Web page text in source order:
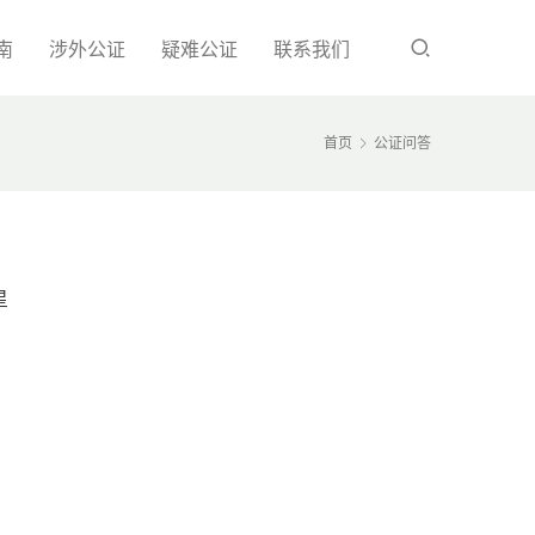
涉外公证 疑难公证 联系我们
首页 公证问答